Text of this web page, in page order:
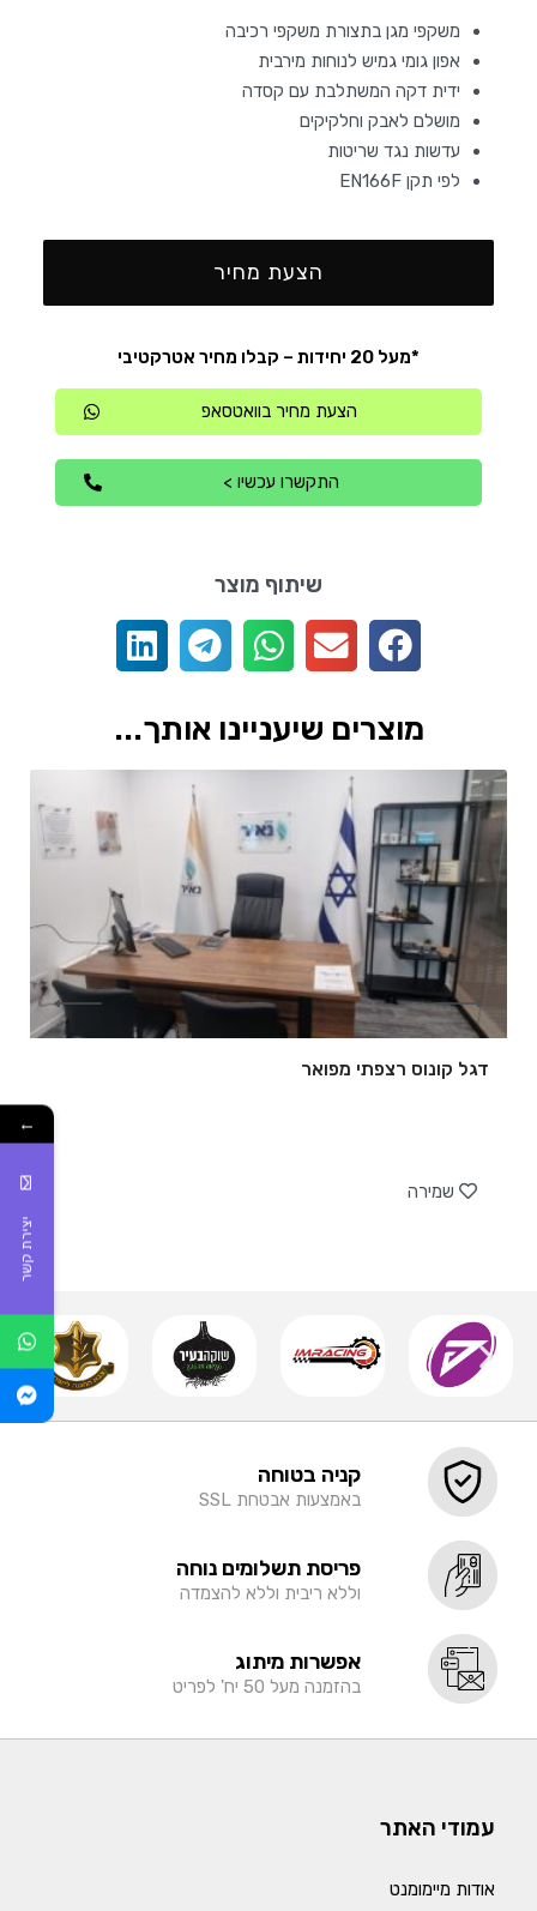
משקפי מגן בתצורת משקפי רכיבה
אפון גומי גמיש לנוחות מירבית
ידית דקה המשתלבת עם קסדה
מושלם לאבק וחלקיקים
עדשות נגד שריטות
לפי תקן EN166F
הצעת מחיר
*מעל 20 יחידות – קבלו מחיר אטרקטיבי
הצעת מחיר בוואטסאפ
התקשרו עכשיו >
שיתוף מוצר
מוצרים שיעניינו אותך...
דגל קונוס רצפתי מפואר
שמירה
קניה בטוחה
באמצעות אבטחת SSL
פריסת תשלומים נוחה
וללא ריבית וללא להצמדה
אפשרות מיתוג
בהזמנה מעל 50 יח' לפריט
עמודי האתר
אודות מיימומנט
←
יצירת קשר